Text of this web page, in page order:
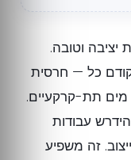
וטובה.
כל — חרסית
מים תת-קרקעיים.
עבודות
זה משפיע